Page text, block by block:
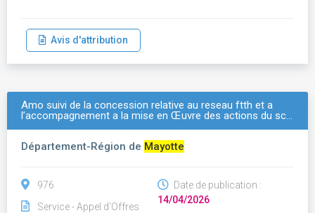
Avis d'attribution
Amo suivi de la concession relative au reseau ftth et a
l’accompagnement a la mise en Œuvre des actions du sc…
Département-Région de Mayotte
976
Service - Appel d'Offres
Date de publication :
14/04/2026